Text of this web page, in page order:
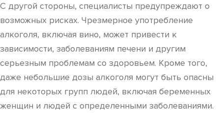
С другой стороны, специалисты предупреждают о
возможных рисках. Чрезмерное употребление
алкоголя, включая вино, может привести к
зависимости, заболеваниям печени и другим
серьезным проблемам со здоровьем. Кроме того,
даже небольшие дозы алкоголя могут быть опасны
для некоторых групп людей, включая беременных
женщин и людей с определенными заболеваниями.